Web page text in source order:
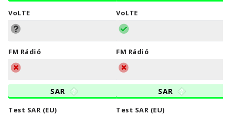
VoLTE
FM Rádió
SAR
Test SAR (EU)
VoLTE
FM Rádió
SAR
Test SAR (EU)